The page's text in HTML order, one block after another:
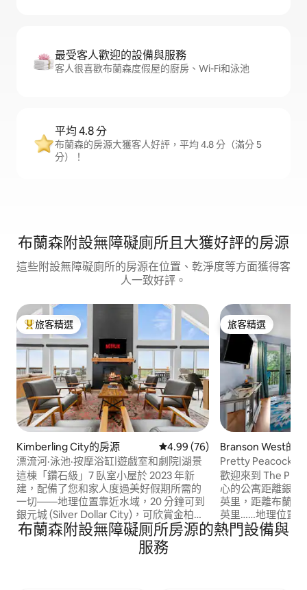
最受客人歡迎的設備與服務
客人很喜歡布蘭森度假屋的廚房、Wi-Fi和泳池
平均 4.8 分
布蘭森的房源大獲客人好評，平均 4.8 分（滿分 5
分）！
布蘭森附設無障礙廁所且大獲好評的房源
這些附設無障礙廁所的房源在位置、乾淨度等方面獲得客
人一致好評。
旅客精選榜首
旅客精選
Kimberling City的房源 從 76 則評價中獲得 4.99 的平均
4.99 (76)
漂流河·泳池·按摩浴缸|遊戲室和劇院|湖景
這棟「鑽石級」7 臥室小屋於 2023 年新
建，配備了您和家人度過美好假期所需的
一切——地理位置靠近水域，20 分鐘可到
銀元城 (Silver Dollar City)，可欣賞金柏林
市立大橋 (Kimberling City Bridge) 的湖景
全景，空間寬敞，設有遊戲室（撞球桌、
桌上足球、沙狐球、電子遊戲機、懶人沙
旅客精選
旅客精選
Branson West的
Pretty Peacock -
預訂 4 FALL FEST
歡迎來到 The
心的公寓距離銀元
英里，距離布蘭森
英里……地理位置
精彩景點！ 我們的雙臥室雙浴室公寓充滿
活力，提供舒適的
布蘭森附設無障礙厠所房源的熱門設備與
服務